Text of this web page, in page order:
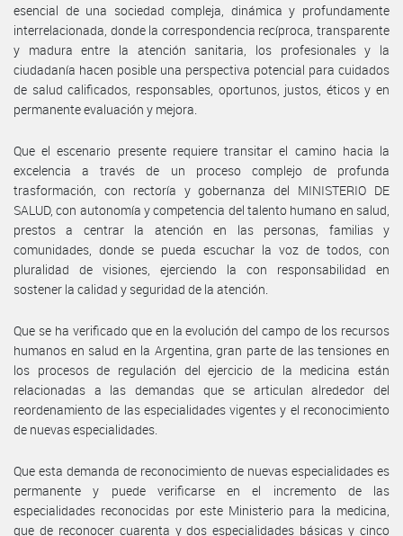
esencial de una sociedad compleja, dinámica y profundamente
interrelacionada, donde la correspondencia recíproca, transparente
y madura entre la atención sanitaria, los profesionales y la
ciudadanía hacen posible una perspectiva potencial para cuidados
de salud calificados, responsables, oportunos, justos, éticos y en
permanente evaluación y mejora.
Que el escenario presente requiere transitar el camino hacia la
excelencia a través de un proceso complejo de profunda
trasformación, con rectoría y gobernanza del MINISTERIO DE
SALUD, con autonomía y competencia del talento humano en salud,
prestos a centrar la atención en las personas, familias y
comunidades, donde se pueda escuchar la voz de todos, con
pluralidad de visiones, ejerciendo la con responsabilidad en
sostener la calidad y seguridad de la atención.
Que se ha verificado que en la evolución del campo de los recursos
humanos en salud en la Argentina, gran parte de las tensiones en
los procesos de regulación del ejercicio de la medicina están
relacionadas a las demandas que se articulan alrededor del
reordenamiento de las especialidades vigentes y el reconocimiento
de nuevas especialidades.
Que esta demanda de reconocimiento de nuevas especialidades es
permanente y puede verificarse en el incremento de las
especialidades reconocidas por este Ministerio para la medicina,
que de reconocer cuarenta y dos especialidades básicas y cinco